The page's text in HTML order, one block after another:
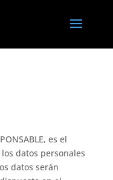
es el
datos personales
datos serán